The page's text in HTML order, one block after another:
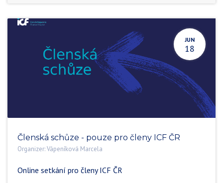
JUN
18
Členská schůze - pouze pro členy ICF ČR
Organizer:Vápeníková Marcela
Online setkání pro členy ICF ČR